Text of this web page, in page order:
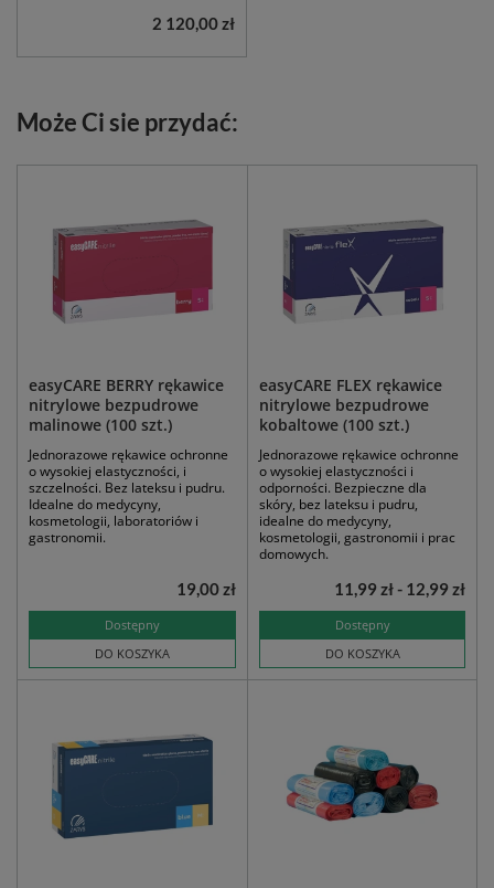
2 120,00 zł
Może Ci sie przydać:
easyCARE BERRY rękawice
nitrylowe bezpudrowe
malinowe (100 szt.)
Jednorazowe rękawice ochronne
o wysokiej elastyczności, i
szczelności. Bez lateksu i pudru.
Idealne do medycyny,
kosmetologii, laboratoriów i
gastronomii.
Dostępny
DO KOSZYKA
19,00 zł
easyCARE FLEX rękawice
nitrylowe bezpudrowe
kobaltowe (100 szt.)
Jednorazowe rękawice ochronne
o wysokiej elastyczności i
odporności. Bezpieczne dla
skóry, bez lateksu i pudru,
idealne do medycyny,
kosmetologii, gastronomii i prac
domowych.
Dostępny
DO KOSZYKA
11,99 zł - 12,99 zł